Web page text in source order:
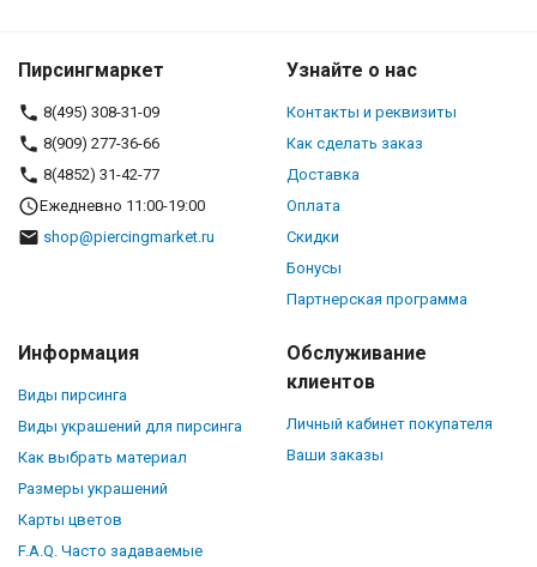
Пирсингмаркет
8(495) 308-31-09
8(909) 277-36-66
8(4852) 31-42-77
Ежедневно 11:00-19:00
shop@piercingmarket.ru
Узнайте о нас
Контакты и реквизиты
Как сделать заказ
Доставка
Оплата
Скидки
Бонусы
Партнерская программа
Информация
Виды пирсинга
Виды украшений для пирсинга
Как выбрать материал
Размеры украшений
Карты цветов
F.A.Q. Часто задаваемые
Обслуживание
клиентов
Личный кабинет покупателя
Ваши заказы